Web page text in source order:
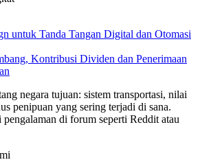
untuk Tanda Tangan Digital dan Otomasi
Kontribusi Dividen dan Penerimaan
negara tujuan: sistem transportasi, nilai
penipuan yang sering terjadi di sana.
di forum seperti Reddit atau